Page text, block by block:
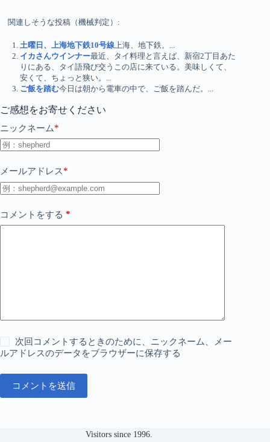
関連しそうな投稿（機械判定）:
土曜日、上海地下鉄10号線上海、地下鉄。...
イカさんウインナー最近、タイ料理と言えば、新宿2丁目あた
りにある、タイ語飛び交うこの店に来ている。美味しくて、
安くて、ちょっと狭い。...
ご飯を踏む今日は朝から電車の中で、ご飯を踏んだ。...
ご感想をお寄せください
ニックネーム*
メールアドレス*
コメントをする *
次回コメントするときのために、ニックネーム、メー
ルアドレスのデータをブラウザーに保存する
コメントを送信
Visitors since 1996.